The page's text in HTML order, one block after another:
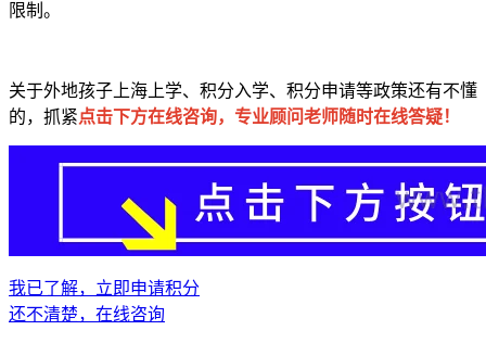
限制。
关于外地孩子上海上学、积分入学、积分申请等政策还有不懂
的，抓紧点击下方在线咨询，专业顾问老师随时在线答疑！
我已了解，立即申请积分
还不清楚，在线咨询